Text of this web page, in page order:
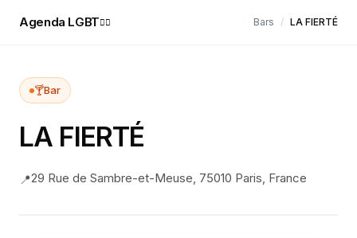
Agenda LGBT🏳️‍🌈 Bars / LA FIERTÉ
🍸Bar
LA FIERTÉ
📍29 Rue de Sambre-et-Meuse, 75010 Paris, France